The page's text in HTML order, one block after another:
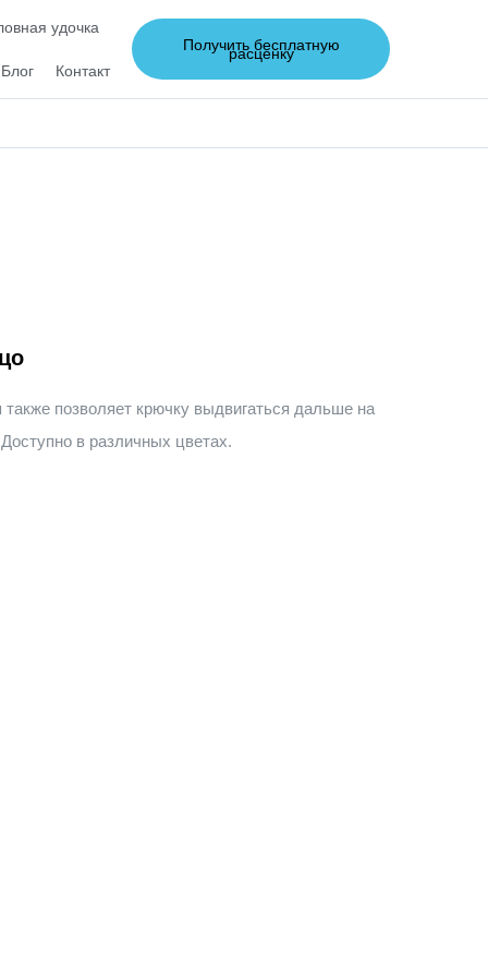
удочка
Блог Контакт
Получить бесплатную
расценку
позволяет крючку выдвигаться дальше на
в различных цветах.